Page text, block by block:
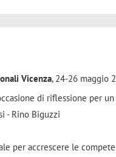
Vicenza, 24-26 maggio
di riflessione per
- Rino Biguzzi
per accrescere le